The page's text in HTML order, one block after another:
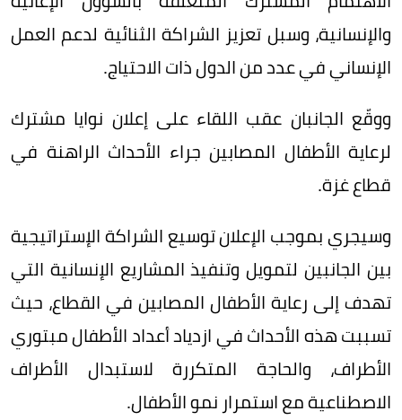
والإنسانية، وسبل تعزيز الشراكة الثنائية لدعم العمل
الإنساني في عدد من الدول ذات الاحتياج.
ووقّع الجانبان عقب اللقاء على إعلان نوايا مشترك
لرعاية الأطفال المصابين جراء الأحداث الراهنة في
قطاع غزة.
وسيجري بموجب الإعلان توسيع الشراكة الإستراتيجية
بين الجانبين لتمويل وتنفيذ المشاريع الإنسانية التي
تهدف إلى رعاية الأطفال المصابين في القطاع، حيث
تسببت هذه الأحداث في ازدياد أعداد الأطفال مبتوري
الأطراف، والحاجة المتكررة لاستبدال الأطراف
الاصطناعية مع استمرار نمو الأطفال.